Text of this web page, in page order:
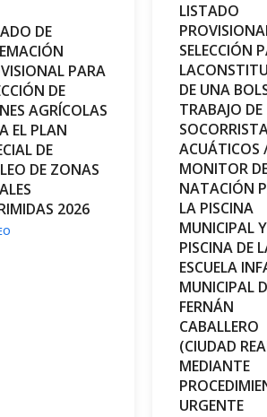
DE
PARA
DE
AGRÍCOLAS
EL PLAN
DE
DE ZONAS
2026
LISTADO
SELECCIÓN
DE UNA
TRABAJO DE
ACUÁTICOS
MONITOR
NATACIÓN
LA PISCINA
MUNICIPAL Y
PISCINA DE
ESCUELA
MUNICIPAL
FERNÁN
CABALLERO
(CIUDAD
MEDIANTE
URGENTE